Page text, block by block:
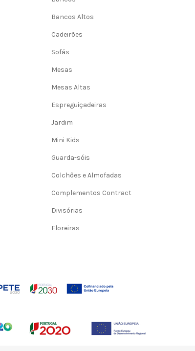
Bancos Altos
Cadeirões
Sofás
Mesas
Mesas Altas
Espreguiçadeiras
Jardim
Mini Kids
Guarda-sóis
Colchões e Almofadas
Complementos Contract
Divisórias
Floreiras